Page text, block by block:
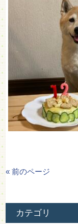
« 前のページ
カテゴリ